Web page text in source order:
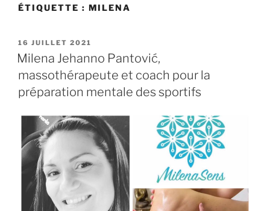
ÉTIQUETTE : MILENA
PUBLIÉ
LE
16 JUILLET 2021
Milena Jehanno Pantović,
massothérapeute et coach pour la
préparation mentale des sportifs